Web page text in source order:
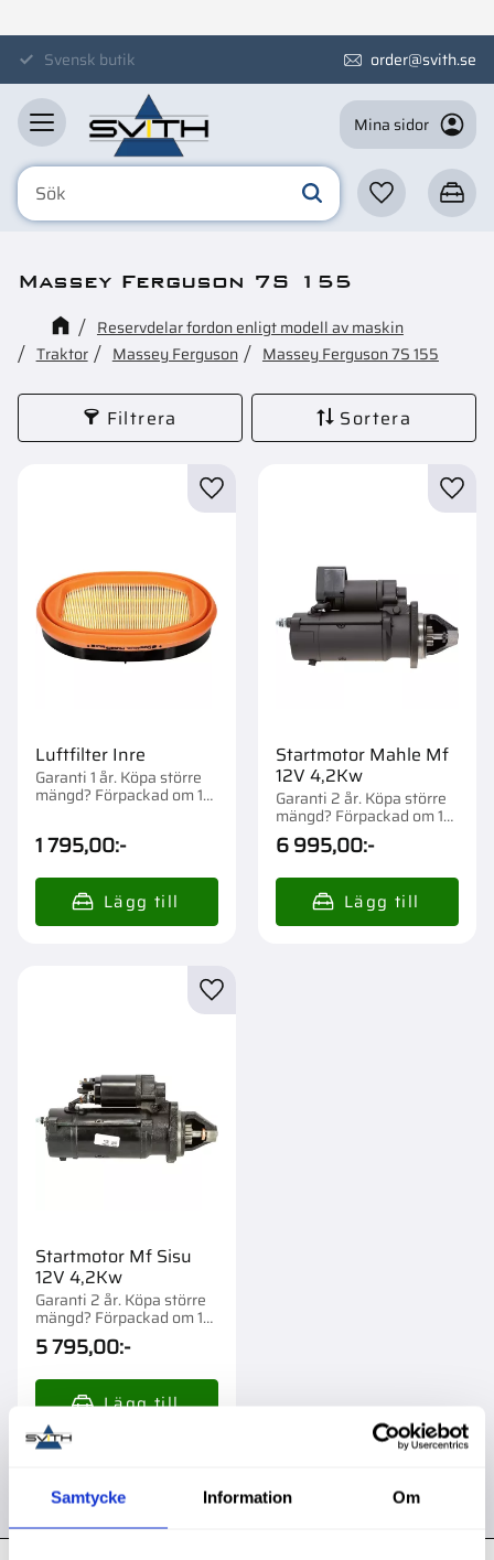
Samtycke Information Om
MenySvensk butik order@svith.se
Mina sidor
Favoriter
Massey Ferguson 7S 155
Reservdelar fordon enligt modell av maskin
Traktor
Massey Ferguson Massey Ferguson 7S 155
Filtrera Sortera
Luftfilter Inre
Garanti 1 år. Köpa större
mängd? Förpackad om 1
1 795,00:-
Lägg till i favoriter
Startmotor Mahle Mf
12V 4,2Kw
Garanti 2 år. Köpa större
mängd? Förpackad om 1
st.
6 995,00:-
Startmotor Mf Sisu
12V 4,2Kw
Garanti 2 år. Köpa större
mängd? Förpackad om 1
st.
5 795,00:-
Lägg till i favoriter